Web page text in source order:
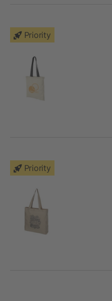
Priority
Priority